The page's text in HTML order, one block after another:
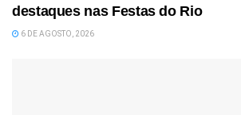
destaques nas Festas do Rio
6 DE AGOSTO, 2026